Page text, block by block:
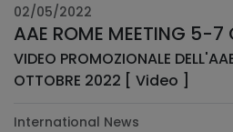
02/05/2022
AAE ROME MEETING 5-7
VIDEO PROMOZIONALE
OTTOBRE 2022 [ Video ]
International News